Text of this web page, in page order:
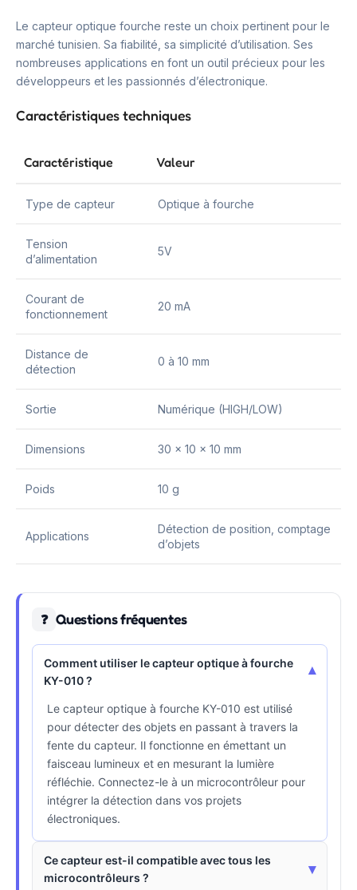
Le capteur optique fourche reste un choix pertinent pour le
marché tunisien. Sa fiabilité, sa simplicité d’utilisation. Ses
nombreuses applications en font un outil précieux pour les
développeurs et les passionnés d’électronique.
Caractéristiques techniques
Caractéristique Valeur
Type de capteur Optique à fourche
Tension
d’alimentation
5V
Courant de
fonctionnement
20 mA
Distance de
détection
0 à 10 mm
Sortie Numérique (HIGH/LOW)
Dimensions 30 x 10 x 10 mm
Poids 10 g
Applications
Détection de position, comptage
d’objets
❓ Questions fréquentes
Comment utiliser le capteur optique à fourche
KY-010 ?
▾
Le capteur optique à fourche KY-010 est utilisé
pour détecter des objets en passant à travers la
fente du capteur. Il fonctionne en émettant un
faisceau lumineux et en mesurant la lumière
réfléchie. Connectez-le à un microcontrôleur pour
intégrer la détection dans vos projets
électroniques.
Ce capteur est-il compatible avec tous les
microcontrôleurs ?
▾